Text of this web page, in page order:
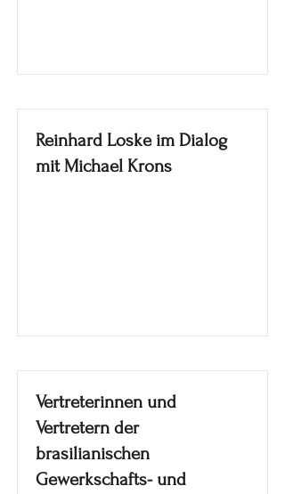
Reinhard Loske im Dialog
mit Michael Krons
Vertreterinnen und
Vertretern der
brasilianischen
Gewerkschafts- und